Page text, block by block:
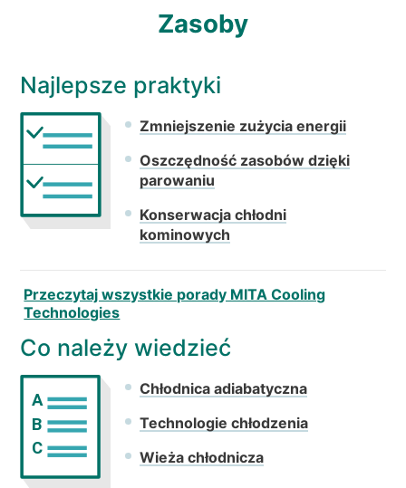
Zasoby
Najlepsze praktyki
Zmniejszenie zużycia energii
Oszczędność zasobów dzięki
parowaniu
Konserwacja chłodni
kominowych
Przeczytaj wszystkie porady MITA Cooling
Technologies
Co należy wiedzieć
A
B
C
Chłodnica adiabatyczna
Technologie chłodzenia
Wieża chłodnicza